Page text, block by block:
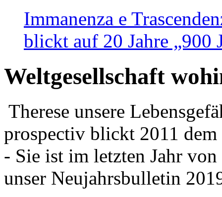
Immanenza e
blickt auf 20 Jahre „900
Weltgesellschaft
Therese unsere
prospectiv blickt 2011
- Sie ist im letzten Jahr
unser Neujahrsbulletin